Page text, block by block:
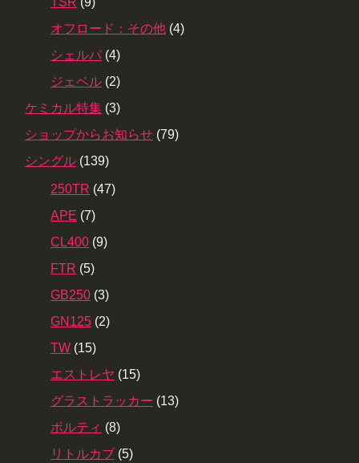
オフロード：その他 (4)
シェルパ (4)
ジェベル (2)
ケミカル特集 (3)
ショップからお知らせ (79)
シングル (139)
250TR (47)
APE (7)
CL400 (9)
FTR (5)
GB250 (3)
GN125 (2)
TW (15)
エストレヤ (15)
グラストラッカー (13)
ボルティ (8)
リトルカブ (5)